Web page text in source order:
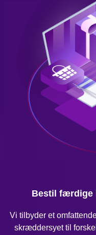
Bestil færdige
Vi tilbyder et
skræddersyet til